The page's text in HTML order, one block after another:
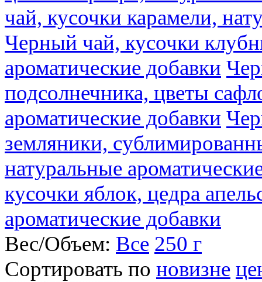
чай, кусочки карамели,
Черный чай, кусочки
ароматические добавки
подсолнечника, цветы
ароматические добавки
земляники,
натуральные
кусочки яблок, цедра
ароматические добавки
Вес/Объем: Все 250 г
Сортировать по новизне